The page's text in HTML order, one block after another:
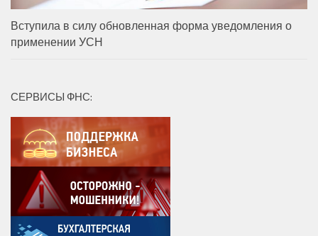
Вступила в силу обновленная форма уведомления о
применении УСН
СЕРВИСЫ ФНС: